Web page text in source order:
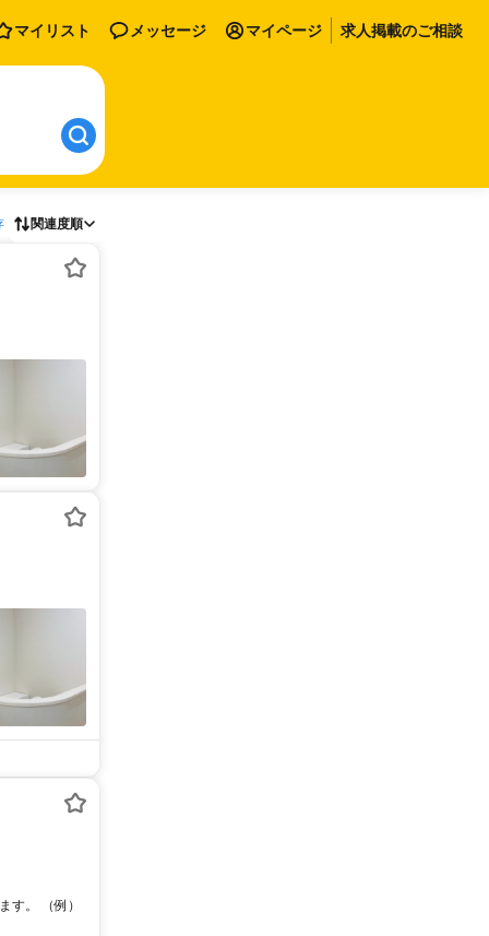
マイリスト メッセージ マイページ 求人掲載のご相談
関連度順
す。 （例）